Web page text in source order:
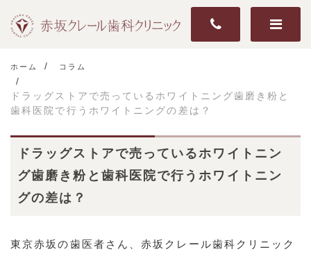
ホーム コラム
ドラッグストアで売っているホワイトニング歯磨き粉と
歯科医院で行うホワイトニングの差は？
ドラッグストアで売っているホワイトニン
グ歯磨き粉と歯科医院で行うホワイトニン
グの差は？
東京赤坂の歯医者さん、赤坂クレール歯科クリニック